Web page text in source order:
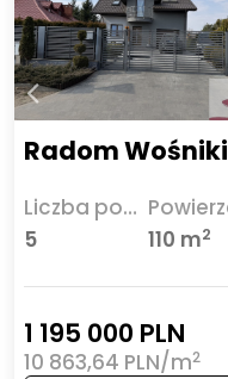
Radom Wośniki
Liczba pokoi
5
110 m2
1 195 000 PLN
10 863,64 PLN/m2